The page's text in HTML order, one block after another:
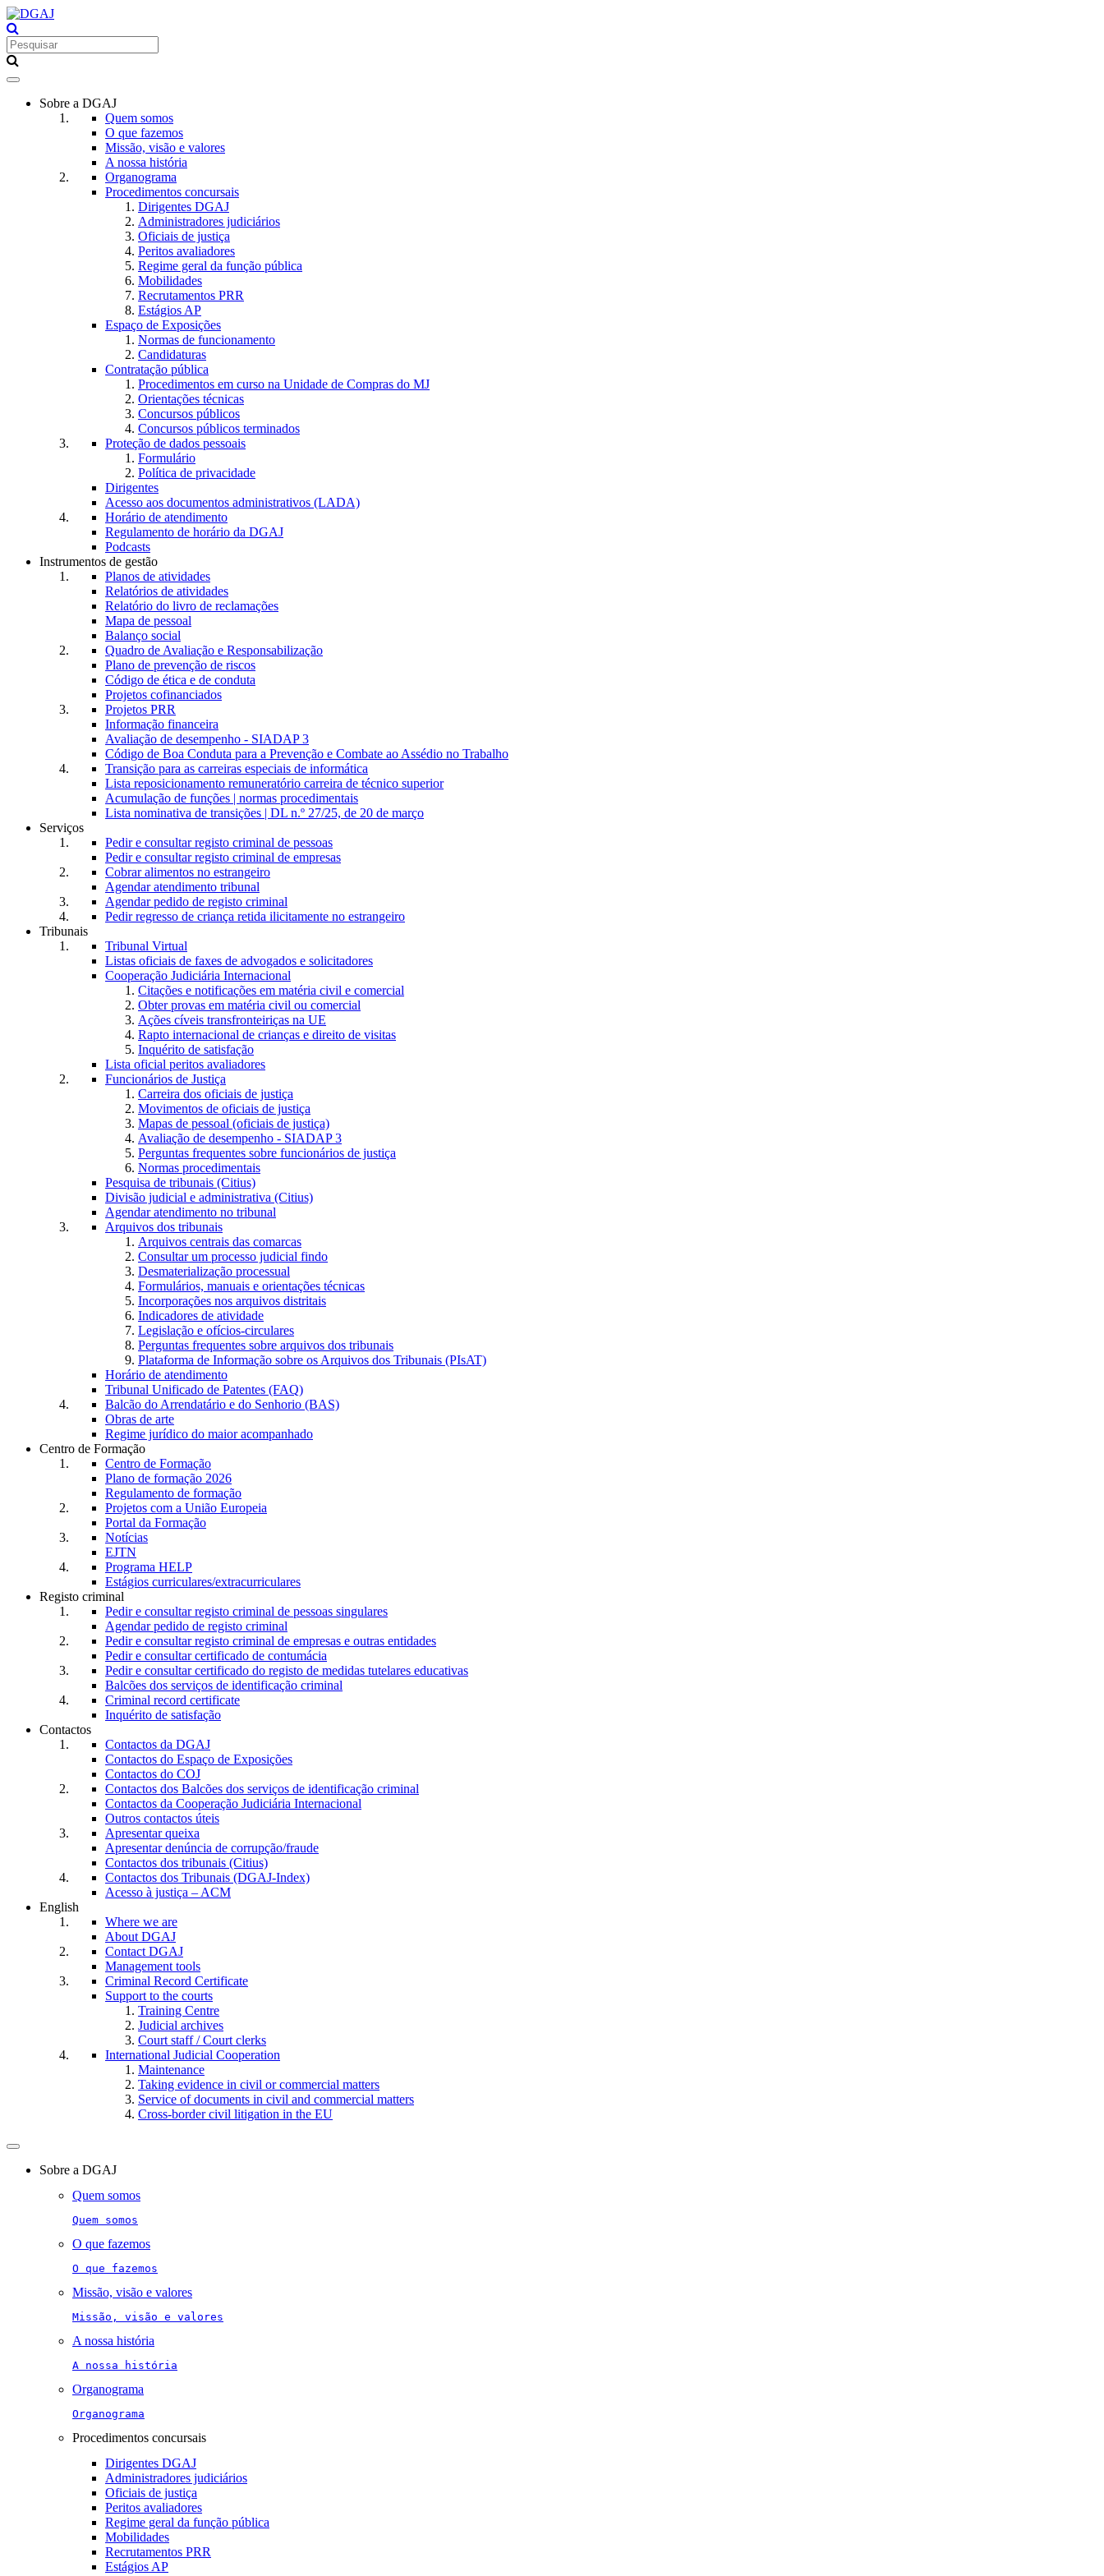
Toggle
navigationSobre a DGAJ
Quem somos
O que fazemos
Missão, visão e valores
A nossa história
Organograma
Procedimentos concursais
Dirigentes DGAJ
Administradores judiciários
Oficiais de justiça
Peritos avaliadores
Regime geral da função pública
Mobilidades
Recrutamentos PRR
Estágios AP
Espaço de Exposições
Normas de funcionamento
Candidaturas
Contratação pública
Procedimentos em curso na Unidade de Compras do MJ
Orientações técnicas
Concursos públicos
Concursos públicos terminados
Proteção de dados pessoais
Formulário
Política de privacidade
Dirigentes
Acesso aos documentos administrativos (LADA)
Horário de atendimento
Regulamento de horário da DGAJ
Podcasts
Instrumentos de gestão
Planos de atividades
Relatórios de atividades
Relatório do livro de reclamações
Mapa de pessoal
Balanço social
Quadro de Avaliação e Responsabilização
Plano de prevenção de riscos
Código de ética e de conduta
Projetos cofinanciados
Projetos PRR
Informação financeira
Avaliação de desempenho - SIADAP 3
Código de Boa Conduta para a Prevenção e Combate ao Assédio no Trabalho
Transição para as carreiras especiais de informática
Lista reposicionamento remuneratório carreira de técnico superior
Acumulação de funções | normas procedimentais
Lista nominativa de transições | DL n.º 27/25, de 20 de março
Serviços
Pedir e consultar registo criminal de pessoas
Pedir e consultar registo criminal de empresas
Cobrar alimentos no estrangeiro
Agendar atendimento tribunal
Agendar pedido de registo criminal
Pedir regresso de criança retida ilicitamente no estrangeiro
Tribunais
Tribunal Virtual
Listas oficiais de faxes de advogados e solicitadores
Cooperação Judiciária Internacional
Citações e notificações em matéria civil e comercial
Obter provas em matéria civil ou comercial
Ações cíveis transfronteiriças na UE
Rapto internacional de crianças e direito de visitas
Inquérito de satisfação
Lista oficial peritos avaliadores
Funcionários de Justiça
Carreira dos oficiais de justiça
Movimentos de oficiais de justiça
Mapas de pessoal (oficiais de justiça)
Avaliação de desempenho - SIADAP 3
Perguntas frequentes sobre funcionários de justiça
Normas procedimentais
Pesquisa de tribunais (Citius)
Divisão judicial e administrativa (Citius)
Agendar atendimento no tribunal
Arquivos dos tribunais
Arquivos centrais das comarcas
Consultar um processo judicial findo
Desmaterialização processual
Formulários, manuais e orientações técnicas
Incorporações nos arquivos distritais
Indicadores de atividade
Legislação e ofícios-circulares
Perguntas frequentes sobre arquivos dos tribunais
Plataforma de Informação sobre os Arquivos dos Tribunais (PIsAT)
Horário de atendimento
Tribunal Unificado de Patentes (FAQ)
Balcão do Arrendatário e do Senhorio (BAS)
Obras de arte
Regime jurídico do maior acompanhado
Centro de Formação
Centro de Formação
Plano de formação 2026
Regulamento de formação
Projetos com a União Europeia
Portal da Formação
Notícias
EJTN
Programa HELP
Estágios curriculares/extracurriculares
Registo criminal
Pedir e consultar registo criminal de pessoas singulares
Agendar pedido de registo criminal
Pedir e consultar registo criminal de empresas e outras entidades
Pedir e consultar certificado de contumácia
Pedir e consultar certificado do registo de medidas tutelares educativas
Balcões dos serviços de identificação criminal
Criminal record certificate
Inquérito de satisfação
Contactos
Contactos da DGAJ
Contactos do Espaço de Exposições
Contactos do COJ
Contactos dos Balcões dos serviços de identificação criminal
Contactos da Cooperação Judiciária Internacional
Outros contactos úteis
Apresentar queixa
Apresentar denúncia de corrupção/fraude
Contactos dos tribunais (Citius)
Contactos dos Tribunais (DGAJ-Index)
Acesso à justiça – ACM
English
Where we are
About DGAJ
Contact DGAJ
Management tools
Criminal Record Certificate
Support to the courts
Training Centre
Judicial archives
Court staff / Court clerks
International Judicial Cooperation
Maintenance
Taking evidence in civil or commercial matters
Service of documents in civil and commercial matters​​
Cross-border civil litigation in the EU
Toggle
navigationSobre a DGAJ
Quem somos
Quem somos
O que fazemos
O que fazemos
Missão, visão e valores
Missão, visão e valores
A nossa história
A nossa história
Organograma
Organograma
Procedimentos concursais
Dirigentes DGAJ
Administradores judiciários
Oficiais de justiça
Peritos avaliadores
Regime geral da função pública
Mobilidades
Recrutamentos PRR
Estágios AP